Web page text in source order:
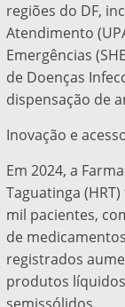
regiões do DF,
Atendimento
Emergências
de Doenças
dispensação de
Inovação e
Em 2024, a
Taguatinga
mil pacientes,
de
registrados
produtos